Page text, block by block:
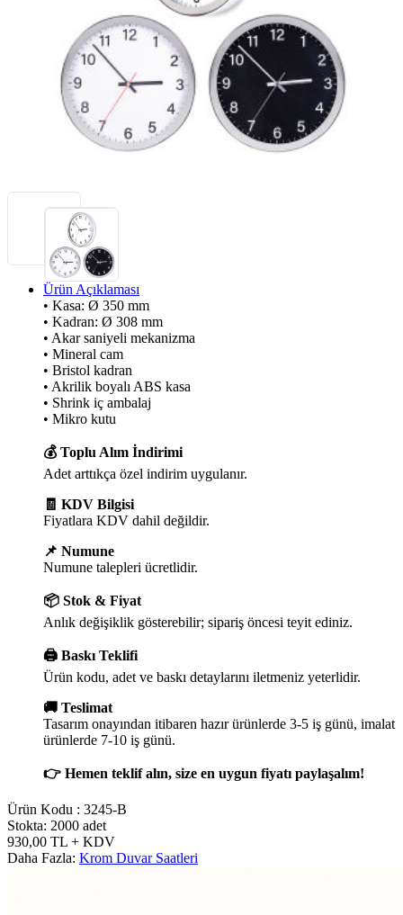
Ürün Açıklaması
• Kasa: Ø 350 mm
• Kadran: Ø 308 mm
• Akar saniyeli mekanizma
• Mineral cam
• Bristol kadran
• Akrilik boyalı ABS kasa
• Shrink iç ambalaj
• Mikro kutu
💰 Toplu Alım İndirimi
Adet arttıkça özel indirim uygulanır.
🧾 KDV Bilgisi
Fiyatlara KDV dahil değildir.
📌 Numune
Numune talepleri ücretlidir.
📦 Stok & Fiyat
Anlık değişiklik gösterebilir; sipariş öncesi teyit ediniz.
🖨️ Baskı Teklifi
Ürün kodu, adet ve baskı detaylarını iletmeniz yeterlidir.
🚚 Teslimat
Tasarım onayından itibaren hazır ürünlerde 3-5 iş günü, imalat
ürünlerde 7-10 iş günü.
👉 Hemen teklif alın, size en uygun fiyatı paylaşalım!
Ürün Kodu : 3245-B
Stokta: 2000 adet
930,00 TL + KDV
Daha Fazla: Krom Duvar Saatleri